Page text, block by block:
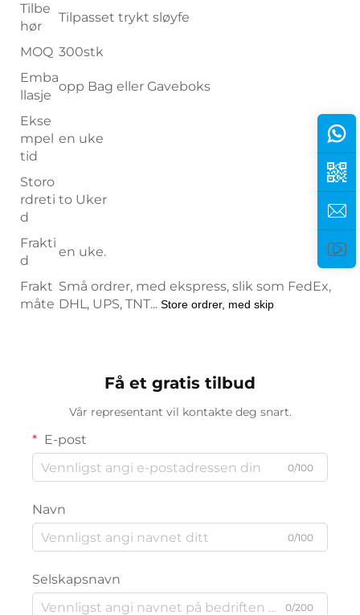
Tilbe
hør
Tilpasset trykt sløyfe
MOQ 300stk
Emba
llasje
opp Bag eller Gaveboks
Ekse
mpel
tid
en uke
Storo
rdreti
d
to Uker
Frakti
d
en uke.
Frakt
måte
Små ordrer, med ekspress, slik som FedEx,
DHL, UPS, TNT... Store ordrer, med skip
Få et gratis tilbud
Vår representant vil kontakte deg snart.
E-post
0/100
Navn
0/100
Selskapsnavn
0/200